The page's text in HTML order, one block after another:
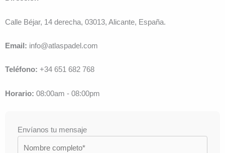
Calle Béjar, 14 derecha, 03013, Alicante, España.
Email: info@atlaspadel.com
Teléfono: +34 651 682 768
Horario: 08:00am - 08:00pm
Envíanos tu mensaje